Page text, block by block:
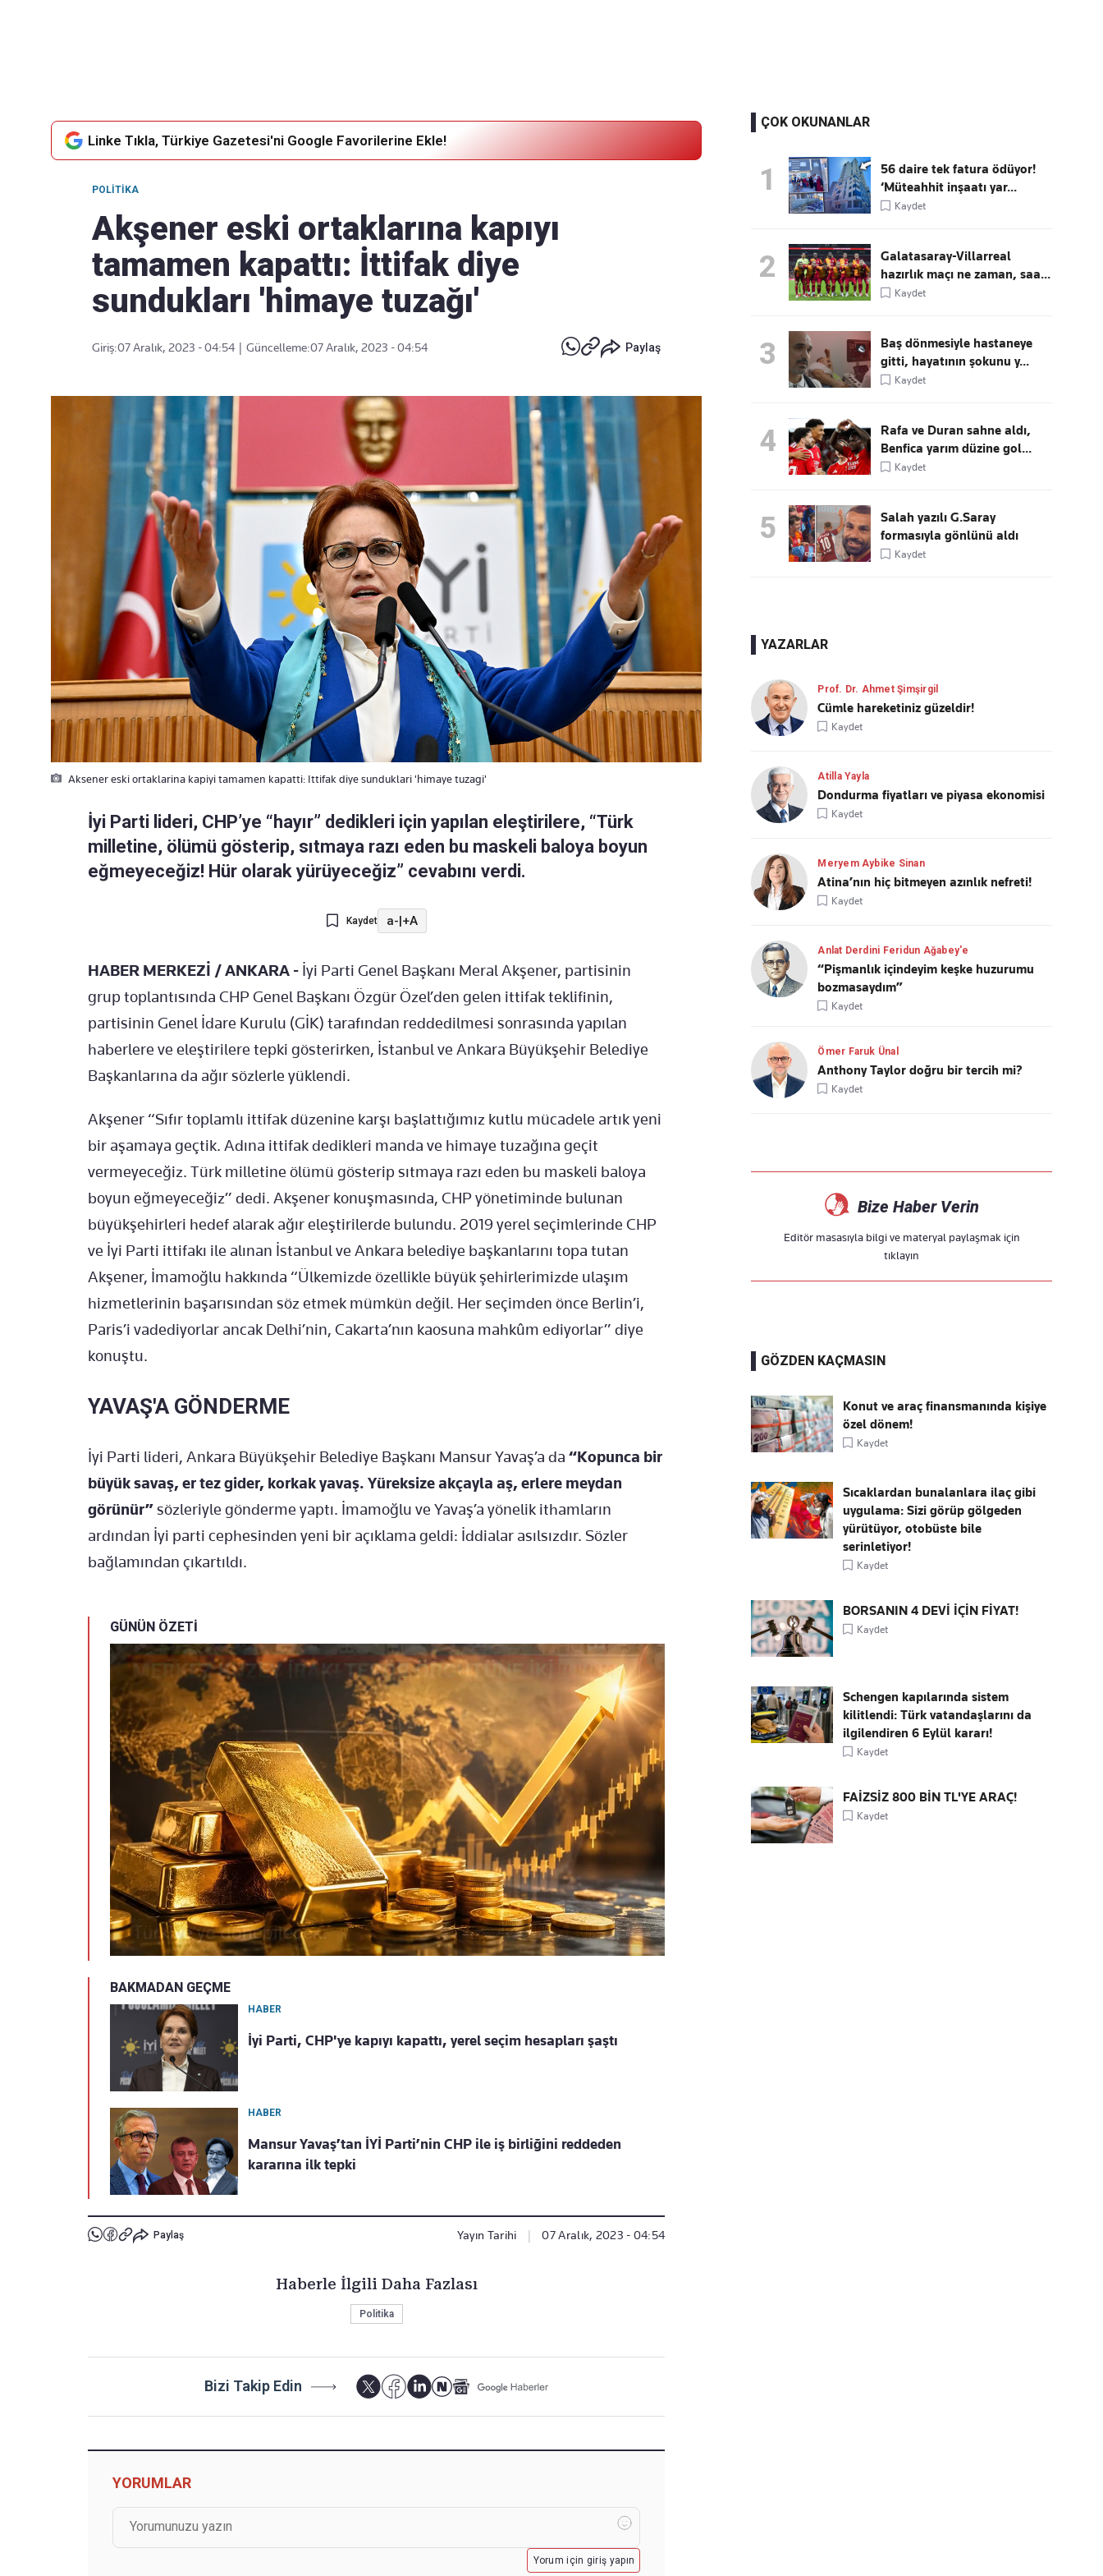
Linke Tıkla, Türkiye Gazetesi'ni Google Favorilerine Ekle!
POLITIKA
Akşener eski ortaklarına kapıyı
tamamen kapattı: İttifak diye
sundukları 'himaye tuzağı'
Giriş:07 Aralık, 2023 - 04:54 Güncelleme:07 Aralık, 2023 - 04:54 Paylaş
Aksener eski ortaklarina kapiyi tamamen kapatti: Ittifak diye sunduklari 'himaye tuzagi'
İyi Parti lideri, CHP’ye “hayır” dedikleri için yapılan eleştirilere, “Türk
milletine, ölümü gösterip, sıtmaya razı eden bu maskeli baloya boyun
eğmeyeceğiz! Hür olarak yürüyeceğiz” cevabını verdi.
Kaydet a-|+A
HABER MERKEZİ / ANKARA - İyi Parti Genel Başkanı Meral Akşener, partisinin
grup toplantısında CHP Genel Başkanı Özgür Özel’den gelen ittifak teklifinin,
partisinin Genel İdare Kurulu (GİK) tarafından reddedilmesi sonrasında yapılan
haberlere ve eleştirilere tepki gösterirken, İstanbul ve Ankara Büyükşehir Belediye
Başkanlarına da ağır sözlerle yüklendi.
Akşener “Sıfır toplamlı ittifak düzenine karşı başlattığımız kutlu mücadele artık yeni
bir aşamaya geçtik. Adına ittifak dedikleri manda ve himaye tuzağına geçit
vermeyeceğiz. Türk milletine ölümü gösterip sıtmaya razı eden bu maskeli baloya
boyun eğmeyeceğiz” dedi. Akşener konuşmasında, CHP yönetiminde bulunan
büyükşehirleri hedef alarak ağır eleştirilerde bulundu. 2019 yerel seçimlerinde CHP
ve İyi Parti ittifakı ile alınan İstanbul ve Ankara belediye başkanlarını topa tutan
Akşener, İmamoğlu hakkında “Ülkemizde özellikle büyük şehirlerimizde ulaşım
hizmetlerinin başarısından söz etmek mümkün değil. Her seçimden önce Berlin’i,
Paris’i vadediyorlar ancak Delhi’nin, Cakarta’nın kaosuna mahkûm ediyorlar” diye
konuştu.
YAVAŞ'A GÖNDERME
İyi Parti lideri, Ankara Büyükşehir Belediye Başkanı Mansur Yavaş’a da “Kopunca bir
büyük savaş, er tez gider, korkak yavaş. Yüreksize akçayla aş, erlere meydan
görünür”sözleriyle gönderme yaptı. İmamoğlu ve Yavaş’a yönelik ithamların
ardından İyi parti cephesinden yeni bir açıklama geldi: İddialar asılsızdır. Sözler
bağlamından çıkartıldı.
GÜNÜN ÖZETİ
BAKMADAN GEÇME
HABER
İyi Parti, CHP'ye kapıyı kapattı, yerel seçim hesapları şaştı
HABER
Mansur Yavaş’tan İYİ Parti’nin CHP ile iş birliğini reddeden
kararına ilk tepki
Paylaş Yayın Tarihi 07 Aralık, 2023 - 04:54
Haberle İlgili Daha Fazlası
Politika
Bizi Takip Edin
YORUMLAR
Yorum için giriş yapın
ÇOK OKUNANLAR
1
56 daire tek fatura ödüyor!
‘Müteahhit inşaatı yar...
Kaydet
2
Galatasaray-Villarreal
hazırlık maçı ne zaman, saa...
Kaydet
3
Baş dönmesiyle hastaneye
gitti, hayatının şokunu y...
Kaydet
4
Rafa ve Duran sahne aldı,
Benfica yarım düzine gol...
Kaydet
5
Salah yazılı G.Saray
formasıyla gönlünü aldı
Kaydet
YAZARLAR
Prof. Dr. Ahmet Şimşirgil
Cümle hareketiniz güzeldir!
Kaydet
Atilla Yayla
Dondurma fiyatları ve piyasa ekonomisi
Kaydet
Meryem Aybike Sinan
Atina’nın hiç bitmeyen azınlık nefreti!
Kaydet
Anlat Derdini Feridun Ağabey'e
“Pişmanlık içindeyim keşke huzurumu
bozmasaydım”
Kaydet
Ömer Faruk Ünal
Anthony Taylor doğru bir tercih mi?
Kaydet
Bize Haber Verin
Editör masasıyla bilgi ve materyal paylaşmak için
tıklayın
GÖZDEN KAÇMASIN
Konut ve araç finansmanında kişiye
özel dönem!
Kaydet
Sıcaklardan bunalanlara ilaç gibi
uygulama: Sizi görüp gölgeden
yürütüyor, otobüste bile
serinletiyor!
Kaydet
BORSANIN 4 DEVİ İÇİN FİYAT!
Kaydet
Schengen kapılarında sistem
kilitlendi: Türk vatandaşlarını da
ilgilendiren 6 Eylül kararı!
Kaydet
FAİZSİZ 800 BİN TL'YE ARAÇ!
Kaydet